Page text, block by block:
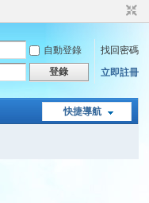
自動登錄
找回密碼
登錄 立即註冊
快捷導航